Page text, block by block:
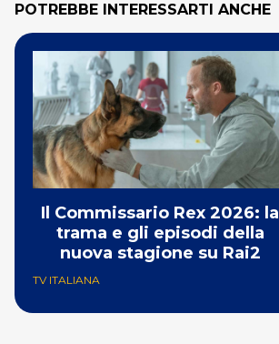
POTREBBE INTERESSARTI ANCHE
Il Commissario Rex 2026: la
trama e gli episodi della
nuova stagione su Rai2
TV ITALIANA